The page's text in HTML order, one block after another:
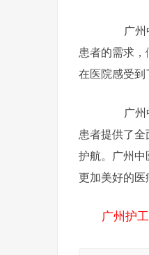
广州中
患者的需求
在医院感受到
广州中
患者提供了
护航。广州中
更加美好的医
广州护